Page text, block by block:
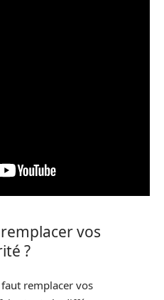
vos
?
remplacer vos